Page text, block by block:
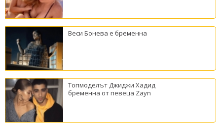
Веси Бонева е бременна
Топмоделът Джиджи Хадид
бременна от певеца Zayn